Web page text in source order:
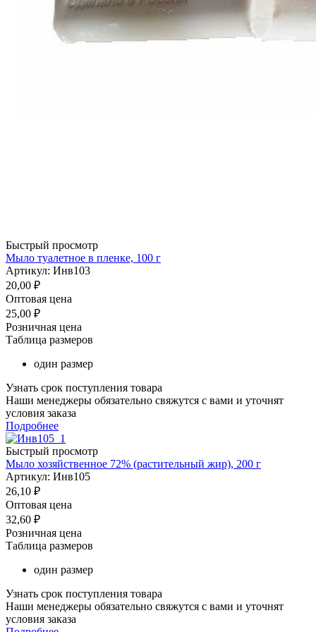
Быстрый просмотр
Мыло туалетное в пленке, 100 г
Артикул: Инв103
20,00 ₽
Оптовая цена
25,00 ₽
Розничная цена
Таблица размеров
один размер
Узнать срок поступления товара
Наши менеджеры обязательно свяжутся с вами и уточнят
условия заказа
Подробнее
Быстрый просмотр
Мыло хозяйственное 72% (растительный жир), 200 г
Артикул: Инв105
26,10 ₽
Оптовая цена
32,60 ₽
Розничная цена
Таблица размеров
один размер
Узнать срок поступления товара
Наши менеджеры обязательно свяжутся с вами и уточнят
условия заказа